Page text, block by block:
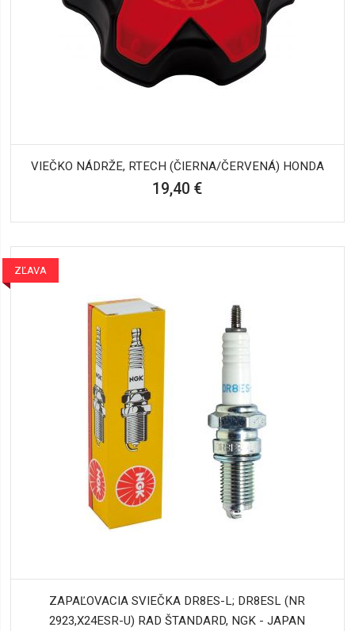
VIEČKO NÁDRŽE, RTECH (ČIERNA/ČERVENÁ) HONDA
19,40 €
ZĽAVA
ZAPAĽOVACIA SVIEČKA DR8ES-L; DR8ESL (NR
2923,X24ESR-U) RAD ŠTANDARD, NGK - JAPAN